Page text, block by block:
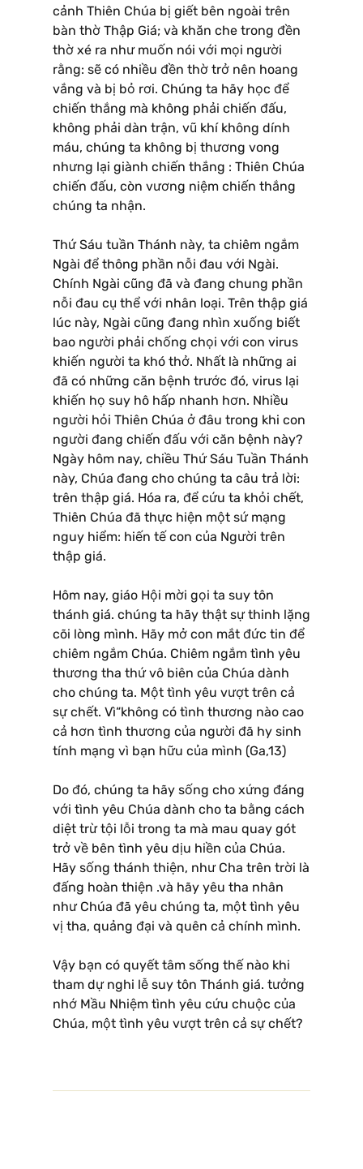
cảnh Thiên Chúa bị giết bên ngoài trên
bàn thờ Thập Giá; và khăn che trong đền
thờ xé ra như muốn nói với mọi người
rằng: sẽ có nhiều đền thờ trở nên hoang
vắng và bị bỏ rơi. Chúng ta hãy học để
chiến thắng mà không phải chiến đấu,
không phải dàn trận, vũ khí không dính
máu, chúng ta không bị thương vong
nhưng lại giành chiến thắng : Thiên Chúa
chiến đấu, còn vương niệm chiến thắng
chúng ta nhận.
Thứ Sáu tuần Thánh này, ta chiêm ngắm
Ngài để thông phần nỗi đau với Ngài.
Chính Ngài cũng đã và đang chung phần
nỗi đau cụ thể với nhân loại. Trên thập giá
lúc này, Ngài cũng đang nhìn xuống biết
bao người phải chống chọi với con virus
khiến người ta khó thở. Nhất là những ai
đã có những căn bệnh trước đó, virus lại
khiến họ suy hô hấp nhanh hơn. Nhiều
người hỏi Thiên Chúa ở đâu trong khi con
người đang chiến đấu với căn bệnh này?
Ngày hôm nay, chiều Thứ Sáu Tuần Thánh
này, Chúa đang cho chúng ta câu trả lời:
trên thập giá. Hóa ra, để cứu ta khỏi chết,
Thiên Chúa đã thực hiện một sứ mạng
nguy hiểm: hiến tế con của Người trên
thập giá.
Hôm nay, giáo Hội mời gọi ta suy tôn
thánh giá. chúng ta hãy thật sự thinh lặng
cõi lòng mình. Hãy mở con mắt đức tin để
chiêm ngắm Chúa. Chiêm ngắm tình yêu
thương tha thứ vô biên của Chúa dành
cho chúng ta. Một tình yêu vượt trên cả
sự chết. Vì“không có tình thương nào cao
cả hơn tình thương của người đã hy sinh
tính mạng vì bạn hữu của mình (Ga,13)
Do đó, chúng ta hãy sống cho xứng đáng
với tình yêu Chúa dành cho ta bằng cách
diệt trừ tội lỗi trong ta mà mau quay gót
trở về bên tình yêu dịu hiền của Chúa.
Hãy sống thánh thiện, như Cha trên trời là
đấng hoàn thiện .và hãy yêu tha nhân
như Chúa đã yêu chúng ta, một tình yêu
vị tha, quảng đại và quên cả chính mình.
Vậy bạn có quyết tâm sống thế nào khi
tham dự nghi lễ suy tôn Thánh giá. tưởng
nhớ Mầu Nhiệm tình yêu cứu chuộc của
Chúa, một tình yêu vượt trên cả sự chết?